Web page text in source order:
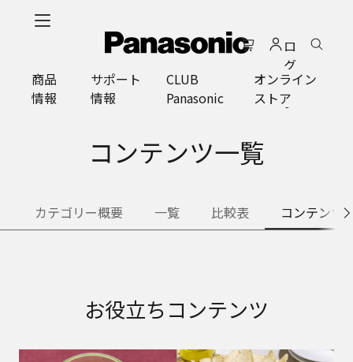
プ
ロ
グ
イ
ン
商品
情報
サポート
情報
CLUB
Panasonic
オンライン
ストア
コンテンツ一覧
カテゴリー概要 一覧 比較表 コンテンツ
お役立ちコンテンツ